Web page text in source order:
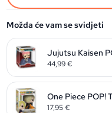
Možda će vam se svidjeti
44,99€
17,95€